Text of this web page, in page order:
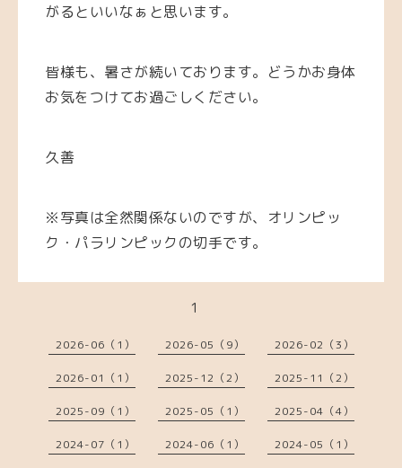
がるといいなぁと思います。
皆様も、暑さが続いております。どうかお身体
お気をつけてお過ごしください。
久善
※写真は全然関係ないのですが、オリンピッ
ク・パラリンピックの切手です。
1
2026-06（1） 2026-05（9） 2026-02（3）
2026-01（1） 2025-12（2） 2025-11（2）
2025-09（1） 2025-05（1） 2025-04（4）
2024-07（1） 2024-06（1） 2024-05（1）